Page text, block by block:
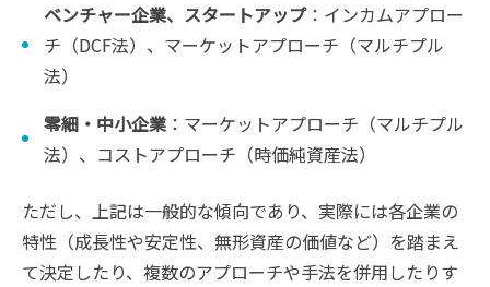
ベンチャー企業、スタートアップ：インカムアプロー
チ（DCF法）、マーケットアプローチ（マルチプル
法）
零細・中小企業：マーケットアプローチ（マルチプル
法）、コストアプローチ（時価純資産法）
ただし、上記は一般的な傾向であり、実際には各企業の
特性（成長性や安定性、無形資産の価値など）を踏まえ
て決定したり、複数のアプローチや手法を併用したりす